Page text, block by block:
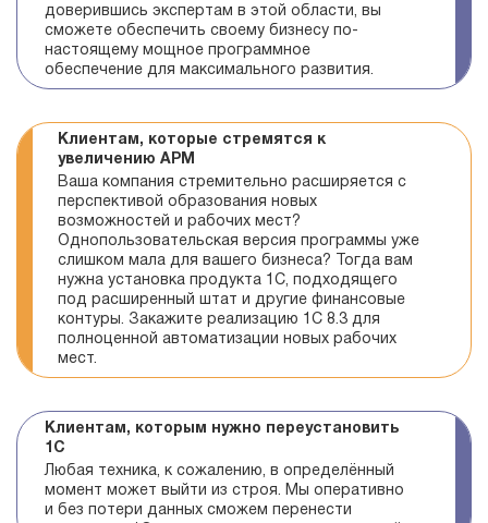
доверившись экспертам в этой области, вы
сможете обеспечить своему бизнесу по-
настоящему мощное программное
обеспечение для максимального развития.
Клиентам, которые стремятся к
увеличению АРМ
Ваша компания стремительно расширяется с
перспективой образования новых
возможностей и рабочих мест?
Однопользовательская версия программы уже
слишком мала для вашего бизнеса? Тогда вам
нужна установка продукта 1С, подходящего
под расширенный штат и другие финансовые
контуры. Закажите реализацию 1С 8.3 для
полноценной автоматизации новых рабочих
мест.
Клиентам, которым нужно переустановить
1С
Любая техника, к сожалению, в определённый
момент может выйти из строя. Мы оперативно
и без потери данных сможем перенести